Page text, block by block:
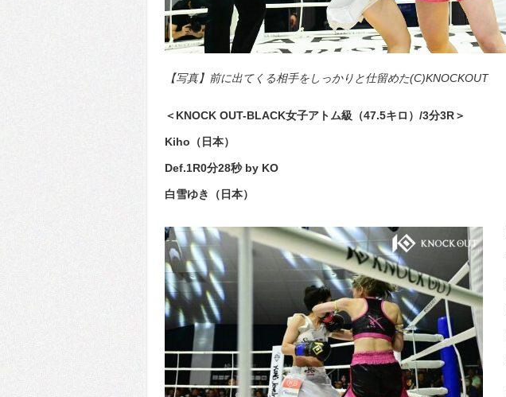
【写真】前に出てくる相手をしっかりと仕留めた(C)KNOCKOUT
＜KNOCK OUT-BLACK女子アトム級（47.5キロ）/3分3R＞
Kiho（日本）
Def.1R0分28秒 by KO
白雪ゆき（日本）